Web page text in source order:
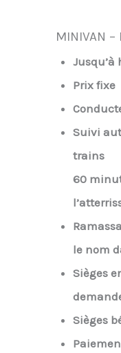
MINIVAN
Jusqu’à
Prix fixe
Suivi
trains
60
le nom
Sièges
Sièges